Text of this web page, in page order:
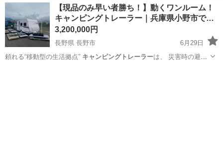
をつくるための装置を組み立てる仕事です。 タブレットや図面を確認
しながら、ドライバ...
宮城 その他
【現品のみ早い者勝ち！】動くワンルーム！
キャンピングトレーラー｜兵庫県小野市で…
3,200,000円
長野県 長野市
6月29日
頼れる“移動型の生活拠点” キャンピングトレーラーは、 災害時の避難